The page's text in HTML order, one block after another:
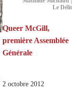
Le Délit
Queer McGill,
première Assemblée
Générale
2 octobre 2012